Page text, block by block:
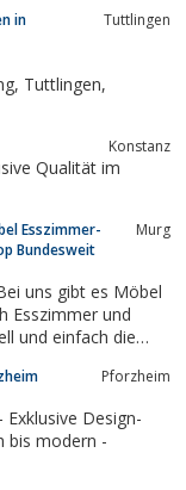
in
Tuttlingen
Tuttlingen,
Konstanz
Qualität im
Esszimmer-
Bundesweit
Murg
uns gibt es Möbel
Esszimmer und
zum Shop
Pforzheim
bis modern -